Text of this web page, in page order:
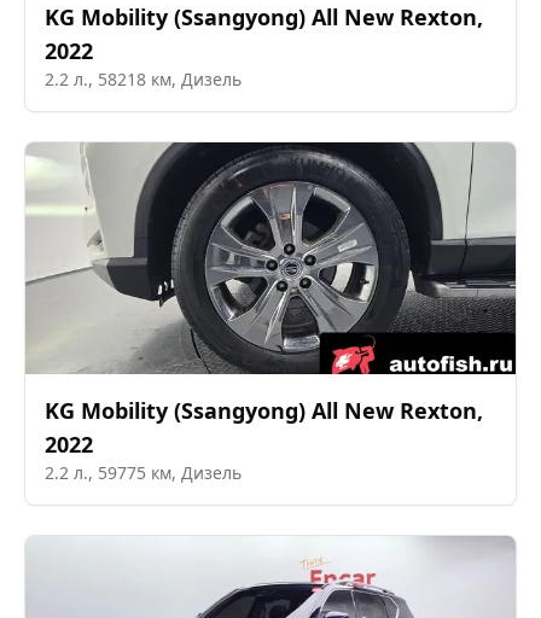
KG Mobility (Ssangyong) All New Rexton,
2022
2.2 л., 58218 км, Дизель
KG Mobility (Ssangyong) All New Rexton,
2022
2.2 л., 59775 км, Дизель